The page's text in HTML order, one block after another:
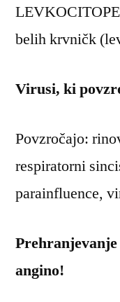
belih krvničk
Virusi, ki
Povzročajo:
respiratorni
parainfluence,
angino!